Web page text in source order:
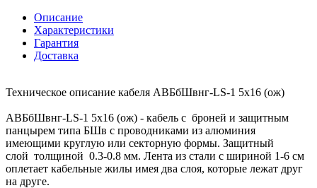
Описание
Характеристики
Гарантия
Доставка
Техническое описание кабеля АВБбШвнг-LS-1 5х16 (ож)
АВБбШвнг-LS-1 5х16 (ож) - кабель с броней и защитным
панцырем типа БШв с проводниками из алюминия
имеющими круглую или секторную формы. Защитный
слой толщиной 0.3-0.8 мм. Лента из стали с шириной 1-6 см
оплетает кабельные жилы имея два слоя, которые лежат друг
на друге.